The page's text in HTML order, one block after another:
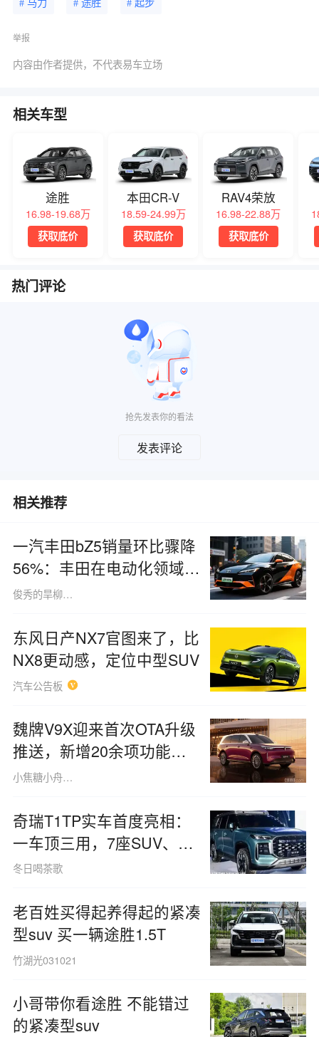
# 马力 # 途胜 # 起步
举报
内容由作者提供，不代表易车立场
相关车型
途胜
16.98-19.68万
获取底价
本田CR-V
18.59-24.99万
获取底价
RAV4荣放
16.98-22.88万
获取底价
热门评论
抢先发表你的看法
发表评论
相关推荐
一汽丰田bZ5销量环比骤降
56%：丰田在电动化领域起
步较早，却最终落后于人
俊秀的旱柳树1507
东风日产NX7官图来了，比
NX8更动感，定位中型SUV
汽车公告板
魏牌V9X迎来首次OTA升级
推送，新增20余项功能并
优化150余项
小焦糖小舟糖220213
奇瑞T1TP实车首度亮相：
一车顶三用，7座SUV、皮
卡及露营车模式自由切换！
冬日喝茶歌
老百姓买得起养得起的紧凑
型suv 买一辆途胜1.5T
竹湖光031021
小哥带你看途胜 不能错过
的紧凑型suv